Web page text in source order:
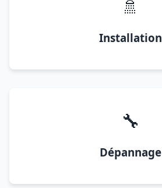
🚿
Installation
🔧
Dépannage